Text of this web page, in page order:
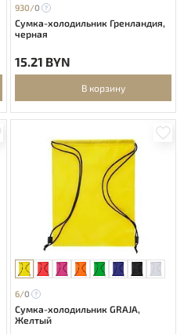
930/0
Сумка-холодильник Гренландия,
черная
15.21 BYN
В корзину
6/0
Сумка-холодильник GRAJA,
Желтый